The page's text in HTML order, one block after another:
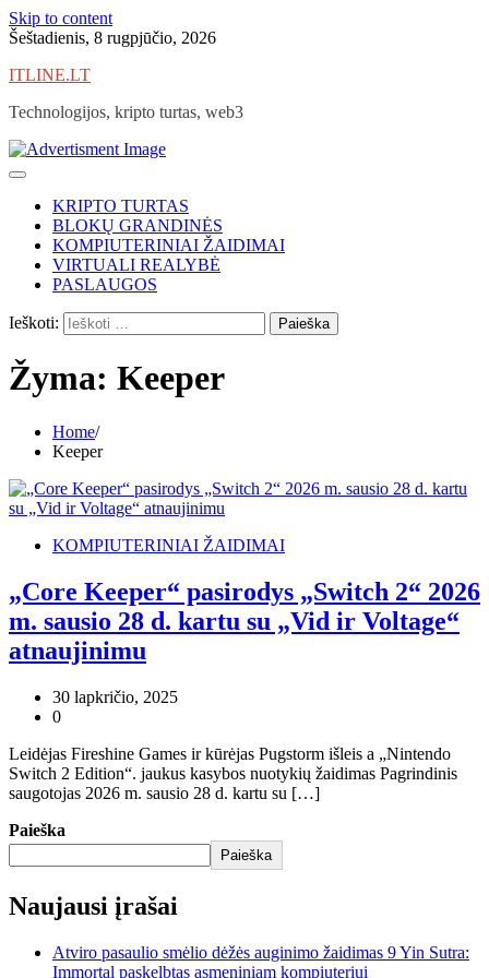
Skip to content
Šeštadienis, 8 rugpjūčio, 2026
ITLINE.LT
Technologijos, kripto turtas, web3
KRIPTO TURTAS
BLOKŲ GRANDINĖS
KOMPIUTERINIAI ŽAIDIMAI
VIRTUALI REALYBĖ
PASLAUGOS
Ieškoti:
Žyma: Keeper
Home
Keeper
KOMPIUTERINIAI ŽAIDIMAI
„Core Keeper“ pasirodys „Switch 2“ 2026
m. sausio 28 d. kartu su „Vid ir Voltage“
atnaujinimu
30 lapkričio, 2025
0
Leidėjas Fireshine Games ir kūrėjas Pugstorm išleis a „Nintendo
Switch 2 Edition“. jaukus kasybos nuotykių žaidimas Pagrindinis
saugotojas 2026 m. sausio 28 d. kartu su […]
Paieška
Paieška
Naujausi įrašai
Atviro pasaulio smėlio dėžės auginimo žaidimas 9 Yin Sutra:
Immortal paskelbtas asmeniniam kompiuteriui